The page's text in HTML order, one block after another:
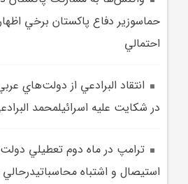
حماسوزير دفاع پاکستان برخي
احتمالي
انتقاد البرادعي از دولت‌هاي
در شکايت عليه اسرائيلمحمد
ترامپ در ماه دوم تعطيلي
استيصال و اشتباه